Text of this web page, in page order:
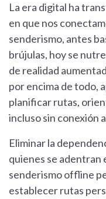
La era digital ha
en que nos
senderismo, antes
brújulas, hoy se
de realidad
por encima de todo,
planificar rutas,
incluso sin conexión
Eliminar la
quienes se adentran
senderismo offline
establecer rutas